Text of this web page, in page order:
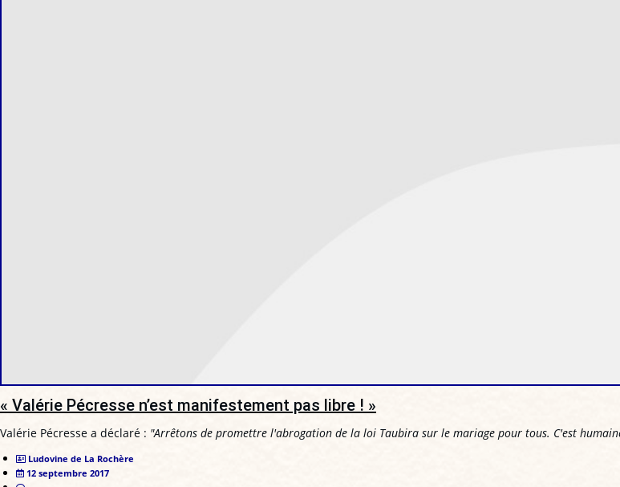
« Valérie Pécresse n’est manifestement pas libre ! »
Valérie Pécresse a déclaré : "Arrêtons de promettre l'abrogation de la loi Taubira sur le mariage pour tous. C'est
Ludovine de La Rochère
12 septembre 2017